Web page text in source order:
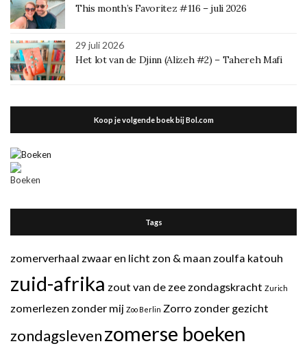
This month’s Favoritez #116 – juli 2026
29 juli 2026
Het lot van de Djinn (Alizeh #2) – Tahereh Mafi
Koop je volgende boek bij Bol.com
Tags
zomerverhaal zwaar en licht zon & maan zoulfa katouh
zuid-afrika zout van de zee zondagskracht Zurich
zomerlezen zonder mij Zoo Berlin Zorro zonder gezicht
zondagslevenzomerse boeken